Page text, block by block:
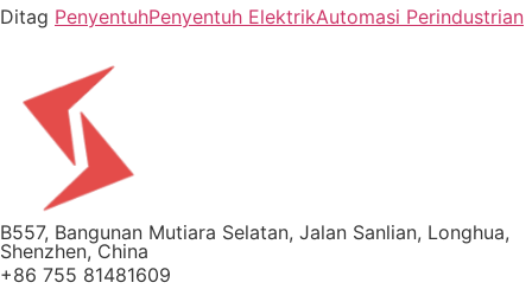
Ditag PenyentuhPenyentuh ElektrikAutomasi Perindustrian
B557, Bangunan Mutiara Selatan, Jalan Sanlian, Longhua,
Shenzhen, China
+86 755 81481609